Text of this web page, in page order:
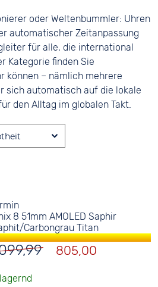
oder Weltenbummler: Uhren
automatischer Zeitanpassung
für alle, die international
Kategorie finden Sie
können – nämlich mehrere
sich automatisch auf die lokale
den Alltag im globalen Takt.
8 51mm AMOLED Saphir
Carbongrau Titan
805,00
lagernd